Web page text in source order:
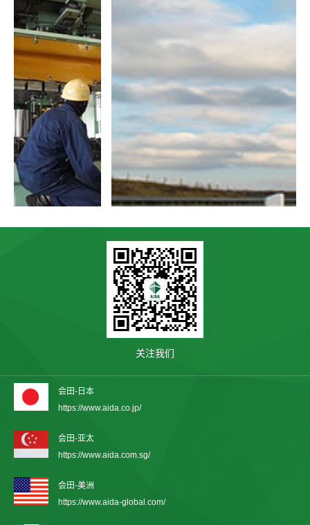
关注我们
会田-日本
https://www.aida.co.jp/
会田-亚太
https://www.aida.com.sg/
会田-美洲
https://www.aida-global.com/